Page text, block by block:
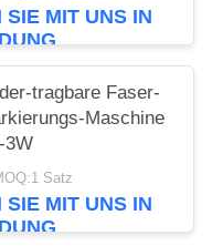
SIE MIT UNS IN
tragbare Faser-
Maschine
3W
Satz
SIE MIT UNS IN